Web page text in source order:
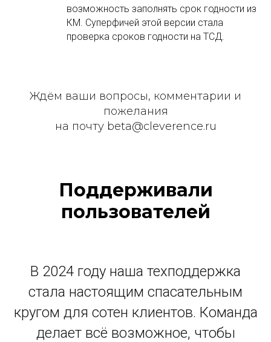
возможность заполнять срок годности из
КМ. Суперфичей этой версии стала
проверка сроков годности на ТСД.
Ждём ваши вопросы, комментарии и
пожелания
на почту beta@cleverence.ru
Поддерживали
пользователей
В 2024 году наша техподдержка
стала настоящим спасательным
кругом для сотен клиентов. Команда
делает всё возможное, чтобы